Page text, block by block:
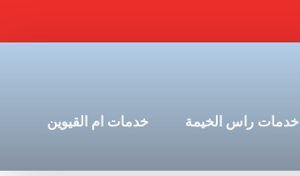
خدمات راس الخيمة خدمات ام القيوين